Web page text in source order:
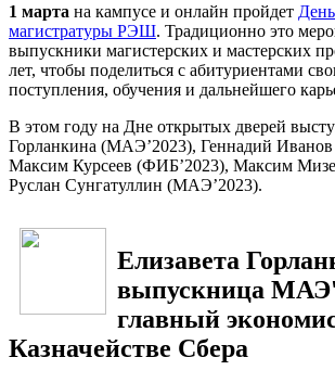
1 марта на кампусе и онлайн пройдет
магистратуры РЭШ. Традиционно это
выпускники магистерских и мастерских
лет, чтобы поделиться с абитуриентами
поступления, обучения и дальнейшего
В этом году на Дне открытых дверей
Горланкина (МАЭ’2023), Геннадий
Максим Курсеев (ФИБ’2023), Максим
Руслан Сунгатуллин (МАЭ’2023).
Елизавета
выпускница
главный
Казначействе Сбера